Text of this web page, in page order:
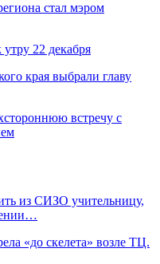
стал мэром
22 декабря
края выбрали главу
встречу с
из СИЗО учительницу,
«до скелета» возле ТЦ.